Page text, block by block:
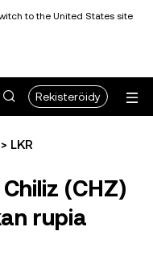
to the United States site
Rekisteröidy
LKR
(CHZ)
rupia